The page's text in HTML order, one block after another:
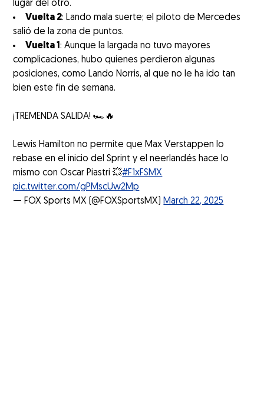
lugar del otro.
Vuelta 2: Lando mala suerte; el piloto de Mercedes
salió de la zona de puntos.
Vuelta 1: Aunque la largada no tuvo mayores
complicaciones, hubo quienes perdieron algunas
posiciones, como Lando Norris, al que no le ha ido tan
bien este fin de semana.
¡TREMENDA SALIDA! 🏎️🔥
Lewis Hamilton no permite que Max Verstappen lo
rebase en el inicio del Sprint y el neerlandés hace lo
mismo con Oscar Piastri 💥#F1xFSMX
pic.twitter.com/gPMscUw2Mp
— FOX Sports MX (@FOXSportsMX)March 22, 2025